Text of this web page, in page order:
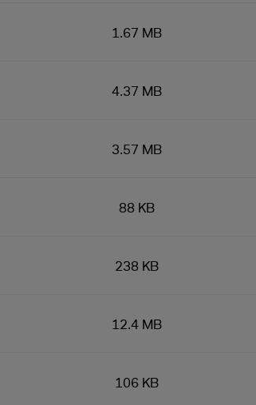
1.67 MB
4.37 MB
3.57 MB
88 KB
238 KB
12.4 MB
106 KB